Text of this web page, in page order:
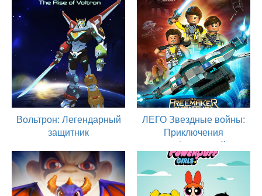
Вольтрон: Легендарный
защитник
актер
ЛЕГО Звездные войны:
Приключения
изобретателей
2016
актер